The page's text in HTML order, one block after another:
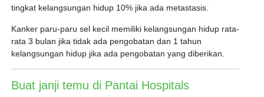
tingkat kelangsungan hidup 10% jika ada metastasis.
Kanker paru-paru sel kecil memiliki kelangsungan hidup rata-
rata 3 bulan jika tidak ada pengobatan dan 1 tahun
kelangsungan hidup jika ada pengobatan yang diberikan.
Buat janji temu di Pantai Hospitals